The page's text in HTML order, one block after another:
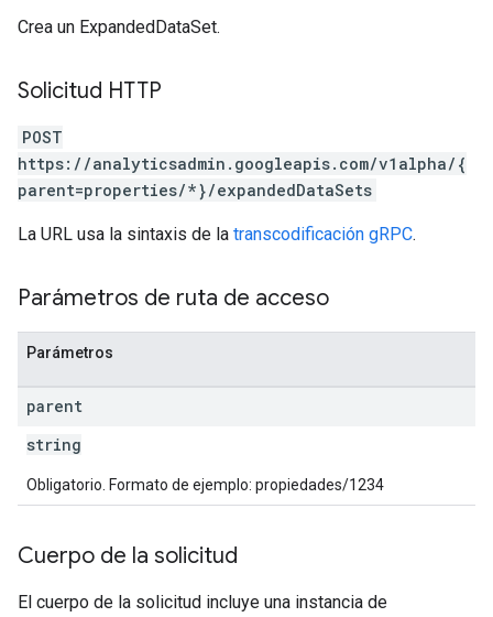
Crea un ExpandedDataSet.
Solicitud HTTP
POST
https://analyticsadmin.googleapis.com/v1alpha/{
parent=properties/*}/expandedDataSets
La URL usa la sintaxis de la transcodificación gRPC.
Parámetros de ruta de acceso
Parámetros
parent
string
Obligatorio. Formato de ejemplo: propiedades/1234
Cuerpo de la solicitud
El cuerpo de la solicitud incluye una instancia de